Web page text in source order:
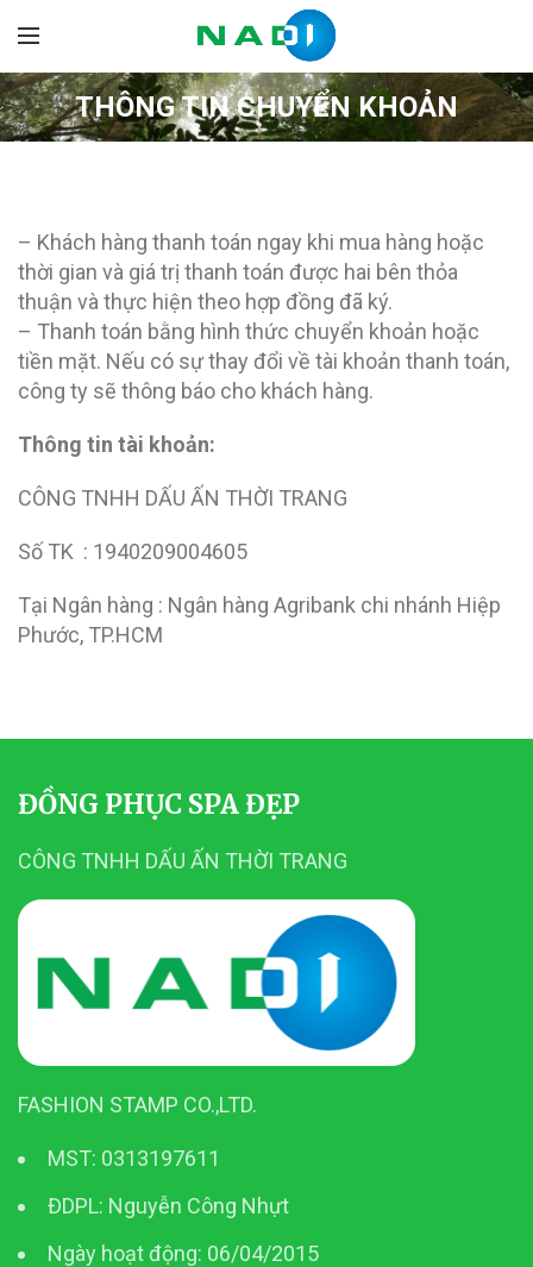
THÔNG TIN CHUYỂN KHOẢN
– Khách hàng thanh toán ngay khi mua hàng hoặc
thời gian và giá trị thanh toán được hai bên thỏa
thuận và thực hiện theo hợp đồng đã ký.
– Thanh toán bằng hình thức chuyển khoản hoặc
tiền mặt. Nếu có sự thay đổi về tài khoản thanh toán,
công ty sẽ thông báo cho khách hàng.
Thông tin tài khoản:
CÔNG TNHH DẤU ẤN THỜI TRANG
Số TK : 1940209004605
Tại Ngân hàng : Ngân hàng Agribank chi nhánh Hiệp
Phước, TP.HCM
ĐỒNG PHỤC SPA ĐẸP
CÔNG TNHH DẤU ẤN THỜI TRANG
FASHION STAMP CO.,LTD.
MST: 0313197611
ĐDPL: Nguyễn Công Nhựt
Ngày hoạt động: 06/04/2015